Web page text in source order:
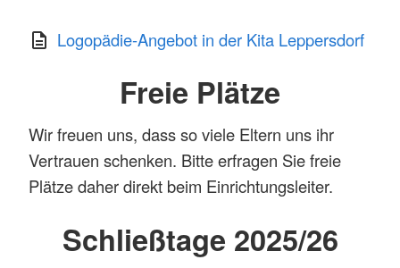
Logopädie-Angebot in der Kita Leppersdorf
Freie Plätze
Wir freuen uns, dass so viele Eltern uns ihr
Vertrauen schenken. Bitte erfragen Sie freie
Plätze daher direkt beim Einrichtungsleiter.
Schließtage 2025/26